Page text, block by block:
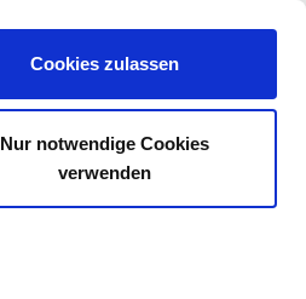
Cookies zulassen
Nur notwendige Cookies
verwenden